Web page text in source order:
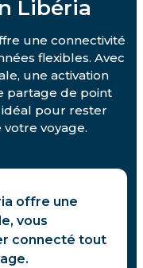
Libéria
une connectivité
flexibles. Avec
une activation
partage de point
idéal pour rester
voyage.
offre une
vous
connecté tout